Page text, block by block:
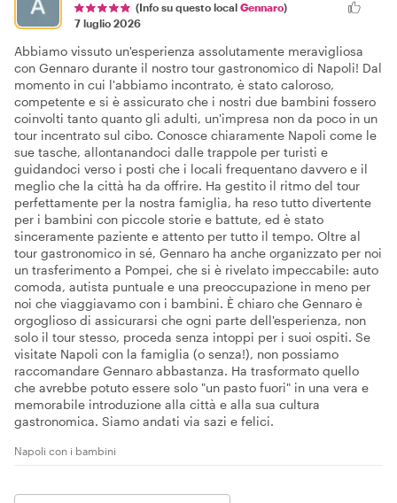
(Info su questo local Gennaro)
7 luglio 2026
Abbiamo vissuto un'esperienza assolutamente meravigliosa
con Gennaro durante il nostro tour gastronomico di Napoli! Dal
momento in cui l'abbiamo incontrato, è stato caloroso,
competente e si è assicurato che i nostri due bambini fossero
coinvolti tanto quanto gli adulti, un'impresa non da poco in un
tour incentrato sul cibo. Conosce chiaramente Napoli come le
sue tasche, allontanandoci dalle trappole per turisti e
guidandoci verso i posti che i locali frequentano davvero e il
meglio che la città ha da offrire. Ha gestito il ritmo del tour
perfettamente per la nostra famiglia, ha reso tutto divertente
per i bambini con piccole storie e battute, ed è stato
sinceramente paziente e attento per tutto il tempo. Oltre al
tour gastronomico in sé, Gennaro ha anche organizzato per noi
un trasferimento a Pompei, che si è rivelato impeccabile: auto
comoda, autista puntuale e una preoccupazione in meno per
noi che viaggiavamo con i bambini. È chiaro che Gennaro è
orgoglioso di assicurarsi che ogni parte dell'esperienza, non
solo il tour stesso, proceda senza intoppi per i suoi ospiti. Se
visitate Napoli con la famiglia (o senza!), non possiamo
raccomandare Gennaro abbastanza. Ha trasformato quello
che avrebbe potuto essere solo "un pasto fuori" in una vera e
memorabile introduzione alla città e alla sua cultura
gastronomica. Siamo andati via sazi e felici.
Napoli con i bambini